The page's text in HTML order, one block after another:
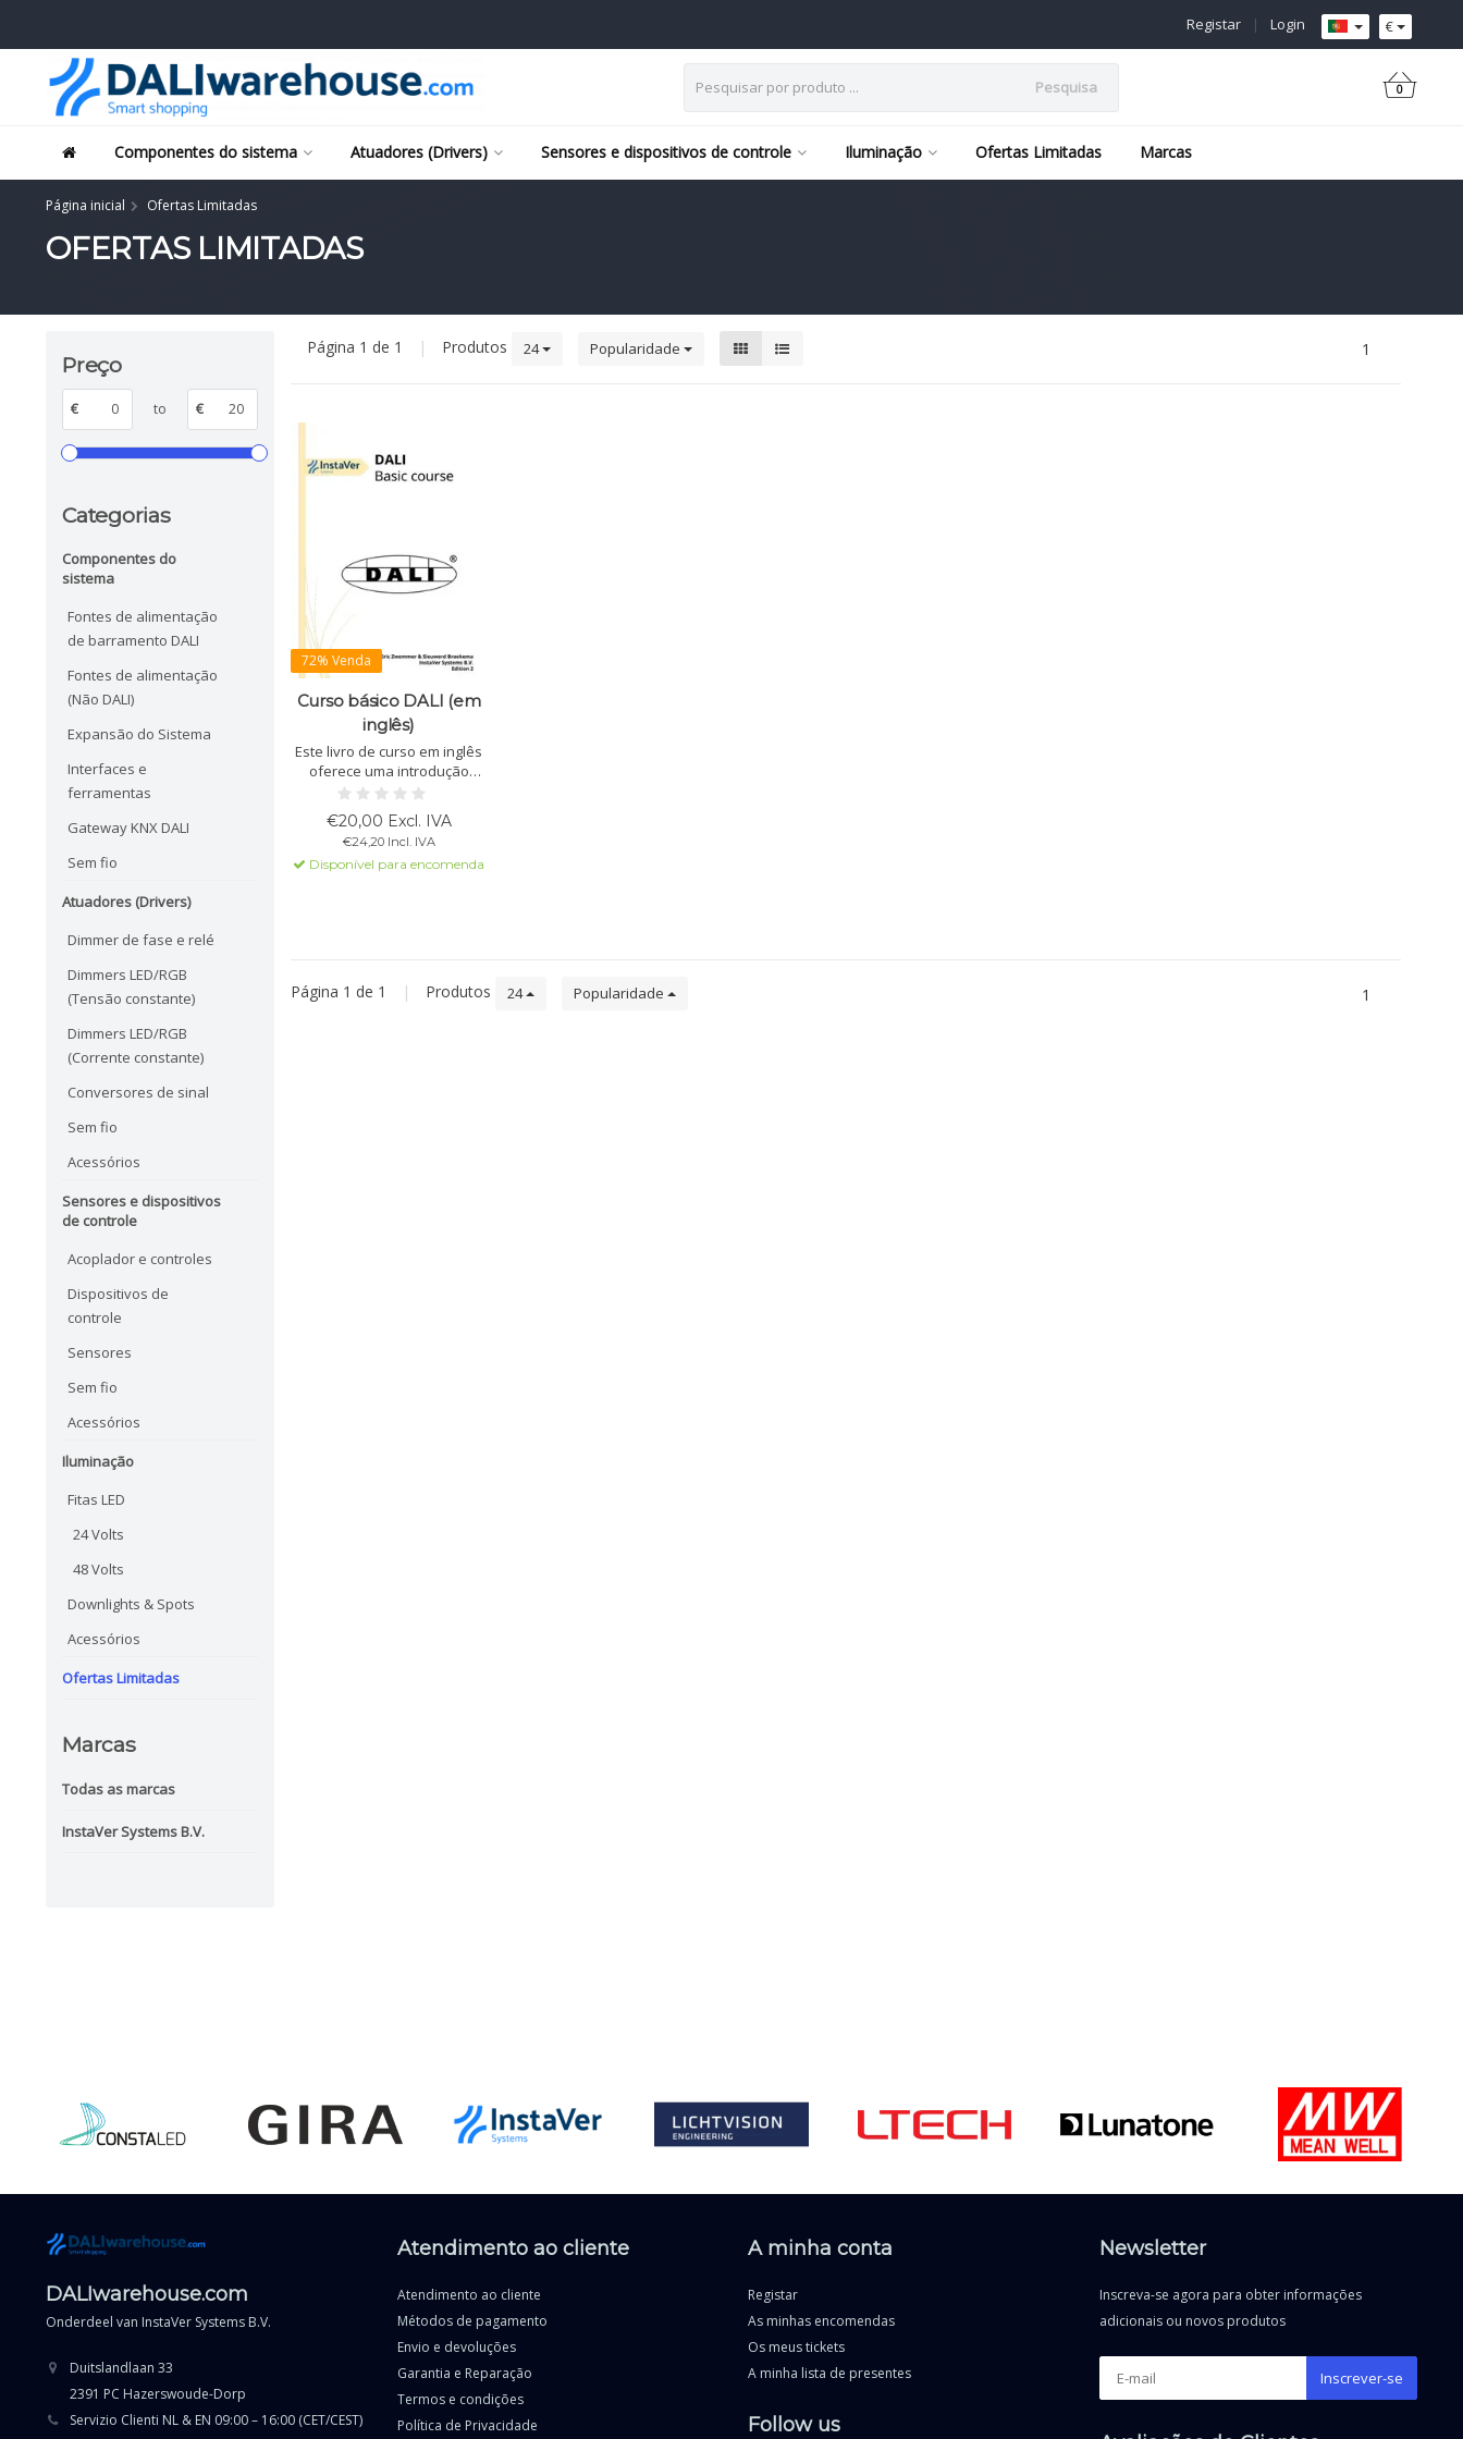
€
Login
|
Registar
Pesquisa 0
Componentes do sistema Atuadores (Drivers) Sensores e dispositivos de controle Iluminação Ofertas Limitadas Marcas
Página inicial Ofertas Limitadas
OFERTAS LIMITADAS
Preço
€ to €
Categorias
Componentes do
sistema
Fontes de alimentação
de barramento DALI
Fontes de alimentação
(Não DALI)
Expansão do Sistema
Interfaces e
ferramentas
Gateway KNX DALI
Sem fio
Atuadores (Drivers)
Dimmer de fase e relé
Dimmers LED/RGB
(Tensão constante)
Dimmers LED/RGB
(Corrente constante)
Conversores de sinal
Sem fio
Acessórios
Sensores e dispositivos
de controle
Acoplador e controles
Dispositivos de
controle
Sensores
Sem fio
Acessórios
Iluminação
Fitas LED
24 Volts
48 Volts
Downlights & Spots
Acessórios
Ofertas Limitadas
Marcas
Todas as marcas
InstaVer Systems B.V.
Página 1 de 1 | Produtos 24 Popularidade 1
72% Venda
Curso básico DALI (em
inglês)
Este livro de curso em inglês
oferece uma introdução
completa ao DALI, incluindo
DALI1 e DALI2, IEC 62386 e
exercícios práticos. Em
promoção – estoque limitado!
€20,00 Excl. IVA
€24,20 Incl. IVA
Disponível para encomenda
Página 1 de 1 | Produtos 24 Popularidade 1
DALIwarehouse.com
Onderdeel van InstaVer Systems B.V.
Duitslandlaan 33
2391 PC Hazerswoude-Dorp
Servizio Clienti NL & EN 09:00 – 16:00 (CET/CEST)
Atendimento ao cliente
Atendimento ao cliente
Métodos de pagamento
Envio e devoluções
Garantia e Reparação
Termos e condições
Política de Privacidade
A minha conta
Registar
As minhas encomendas
Os meus tickets
A minha lista de presentes
Follow us
Newsletter
Inscreva-se agora para obter informações
adicionais ou novos produtos
Inscrever-se